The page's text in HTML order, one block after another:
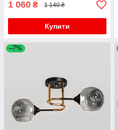
1 060 ₴ 1 140 ₴
Купити
–7%